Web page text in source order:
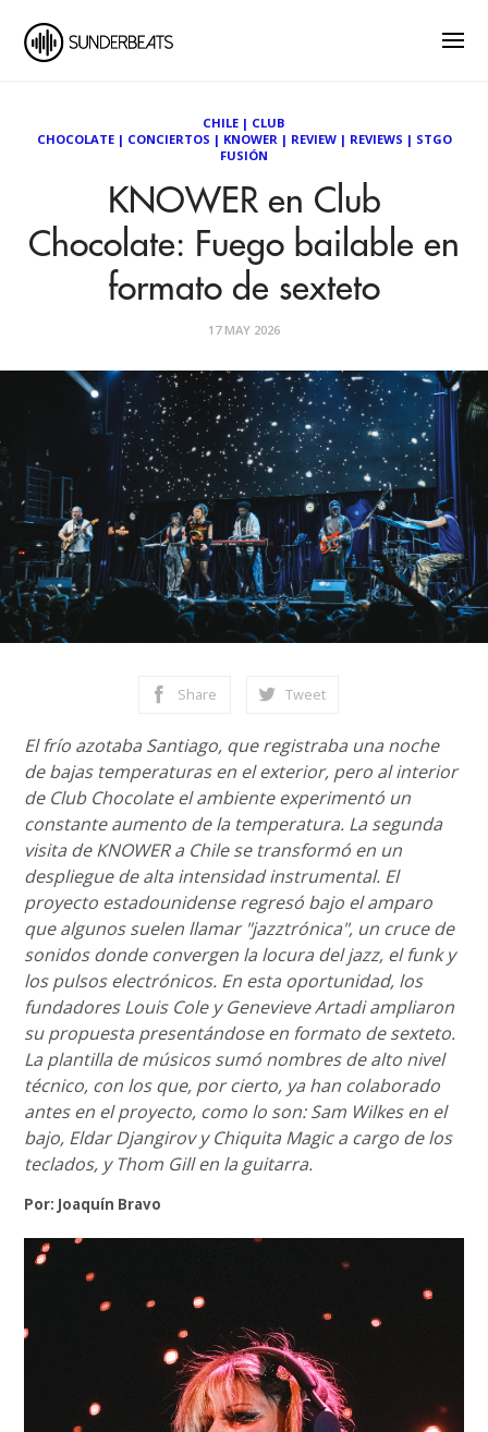
CHILE | CLUB
CHOCOLATE| CONCIERTOS | KNOWER| REVIEW| REVIEWS | STGO
FUSIÓN
KNOWER en Club
Chocolate: Fuego bailable en
formato de sexteto
17 MAY 2026
Share Tweet
El frío azotaba Santiago, que registraba una noche
de bajas temperaturas en el exterior, pero al interior
de Club Chocolate el ambiente experimentó un
constante aumento de la temperatura. La segunda
visita de KNOWER a Chile se transformó en un
despliegue de alta intensidad instrumental. El
proyecto estadounidense regresó bajo el amparo
que algunos suelen llamar "jazztrónica", un cruce de
sonidos donde convergen la locura del jazz, el funk y
los pulsos electrónicos. En esta oportunidad, los
fundadores Louis Cole y Genevieve Artadi ampliaron
su propuesta presentándose en formato de sexteto.
La plantilla de músicos sumó nombres de alto nivel
técnico, con los que, por cierto, ya han colaborado
antes en el proyecto, como lo son: Sam Wilkes en el
bajo, Eldar Djangirov y Chiquita Magic a cargo de los
teclados, y Thom Gill en la guitarra.
Por: Joaquín Bravo